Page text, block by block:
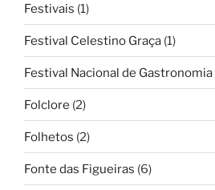
Festivais (1)
Festival Celestino Graça (1)
Festival Nacional de Gastronomia
Folclore (2)
Folhetos (2)
Fonte das Figueiras (6)